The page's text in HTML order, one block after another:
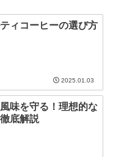
ィコーヒーの選び方
2025.01.03
味を守る！理想的な
底解説